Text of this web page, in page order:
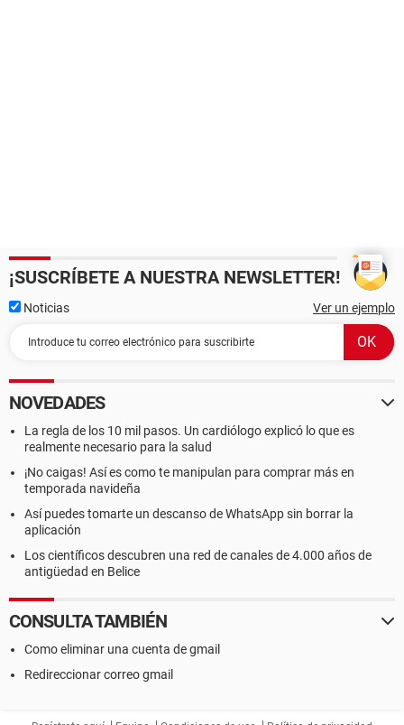
¡SUSCRÍBETE A NUESTRA NEWSLETTER!
Noticias Ver un ejemplo
NOVEDADES
La regla de los 10 mil pasos. Un cardiólogo explicó lo que es
realmente necesario para la salud
¡No caigas! Así es como te manipulan para comprar más en
temporada navideña
Así puedes tomarte un descanso de WhatsApp sin borrar la
aplicación
Los científicos descubren una red de canales de 4.000 años de
antigüedad en Belice
CONSULTA TAMBIÉN
Como eliminar una cuenta de gmail
Redireccionar correo gmail